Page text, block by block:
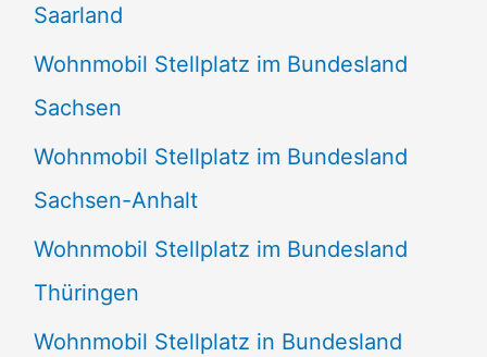
Saarland
Wohnmobil Stellplatz im Bundesland
Sachsen
Wohnmobil Stellplatz im Bundesland
Sachsen-Anhalt
Wohnmobil Stellplatz im Bundesland
Thüringen
Wohnmobil Stellplatz in Bundesland